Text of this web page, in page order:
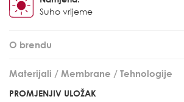
Suho vrijeme
O brendu
Materijali / Membrane / Tehnologije
PROMJENJIV ULOŽAK